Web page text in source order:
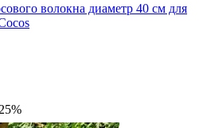
волокна диаметр 40 см для